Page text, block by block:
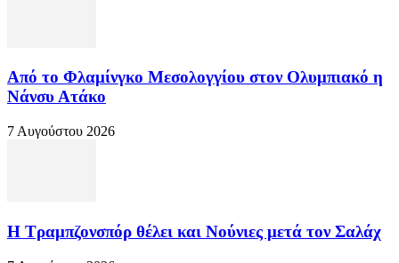
Από το Φλαμίνγκο Μεσολογγίου στον Ολυμπιακό η
Νάνσυ Ατάκο
7 Αυγούστου 2026
Η Τραμπζονσπόρ θέλει και Νούνιες μετά τον Σαλάχ